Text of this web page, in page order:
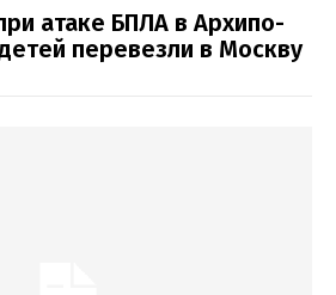
атаке БПЛА в Архипо-
перевезли в Москву